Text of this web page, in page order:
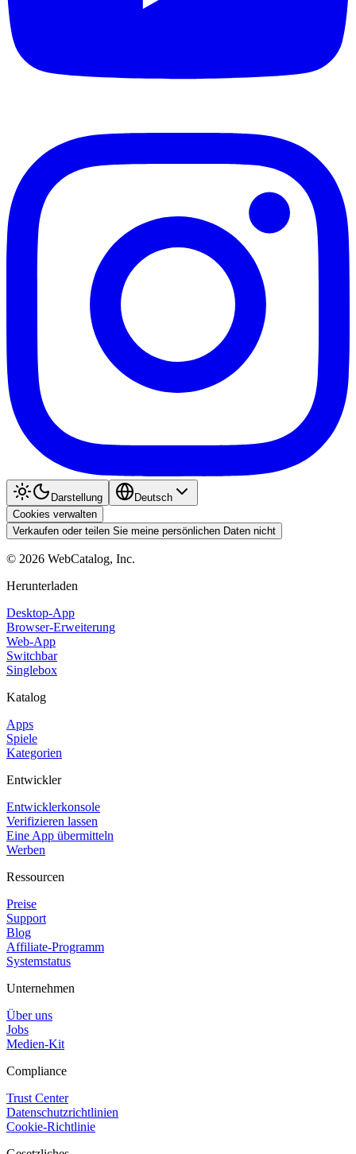
Darstellung
Deutsch
Cookies verwalten
Verkaufen oder teilen Sie meine persönlichen Daten nicht
© 2026 WebCatalog, Inc.
Herunterladen
Desktop-App
Browser-Erweiterung
Web-App
Switchbar
Singlebox
Katalog
Apps
Spiele
Kategorien
Entwickler
Entwicklerkonsole
Verifizieren lassen
Eine App übermitteln
Werben
Ressourcen
Preise
Support
Blog
Affiliate-Programm
Systemstatus
Unternehmen
Über uns
Jobs
Medien-Kit
Compliance
Trust Center
Datenschutzrichtlinien
Cookie-Richtlinie